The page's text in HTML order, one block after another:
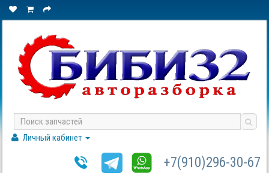
Личный кабинет
+7(910)296-30-67